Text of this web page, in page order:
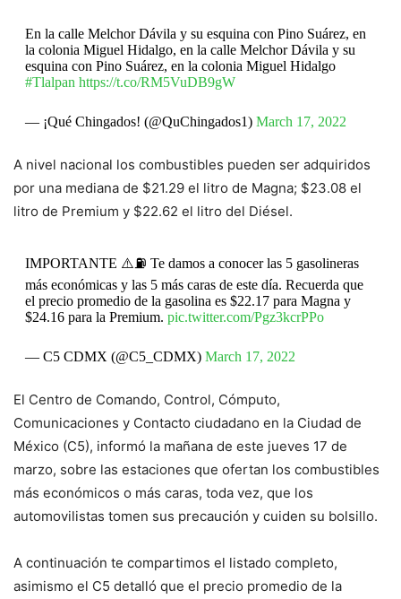
En la calle Melchor Dávila y su esquina con Pino Suárez, en
la colonia Miguel Hidalgo, en la calle Melchor Dávila y su
esquina con Pino Suárez, en la colonia Miguel Hidalgo
#Tlalpan https://t.co/RM5VuDB9gW
— ¡Qué Chingados! (@QuChingados1) March 17, 2022
A nivel nacional los combustibles pueden ser adquiridos
por una mediana de $21.29 el litro de Magna; $23.08 el
litro de Premium y $22.62 el litro del Diésel.
IMPORTANTE ⚠️⛽ Te damos a conocer las 5 gasolineras
más económicas y las 5 más caras de este día. Recuerda que
el precio promedio de la gasolina es $22.17 para Magna y
$24.16 para la Premium. pic.twitter.com/Pgz3kcrPPo
— C5 CDMX (@C5_CDMX) March 17, 2022
El Centro de Comando, Control, Cómputo,
Comunicaciones y Contacto ciudadano en la Ciudad de
México (C5), informó la mañana de este jueves 17 de
marzo, sobre las estaciones que ofertan los combustibles
más económicos o más caras, toda vez, que los
automovilistas tomen sus precaución y cuiden su bolsillo.
A continuación te compartimos el listado completo,
asimismo el C5 detalló que el precio promedio de la